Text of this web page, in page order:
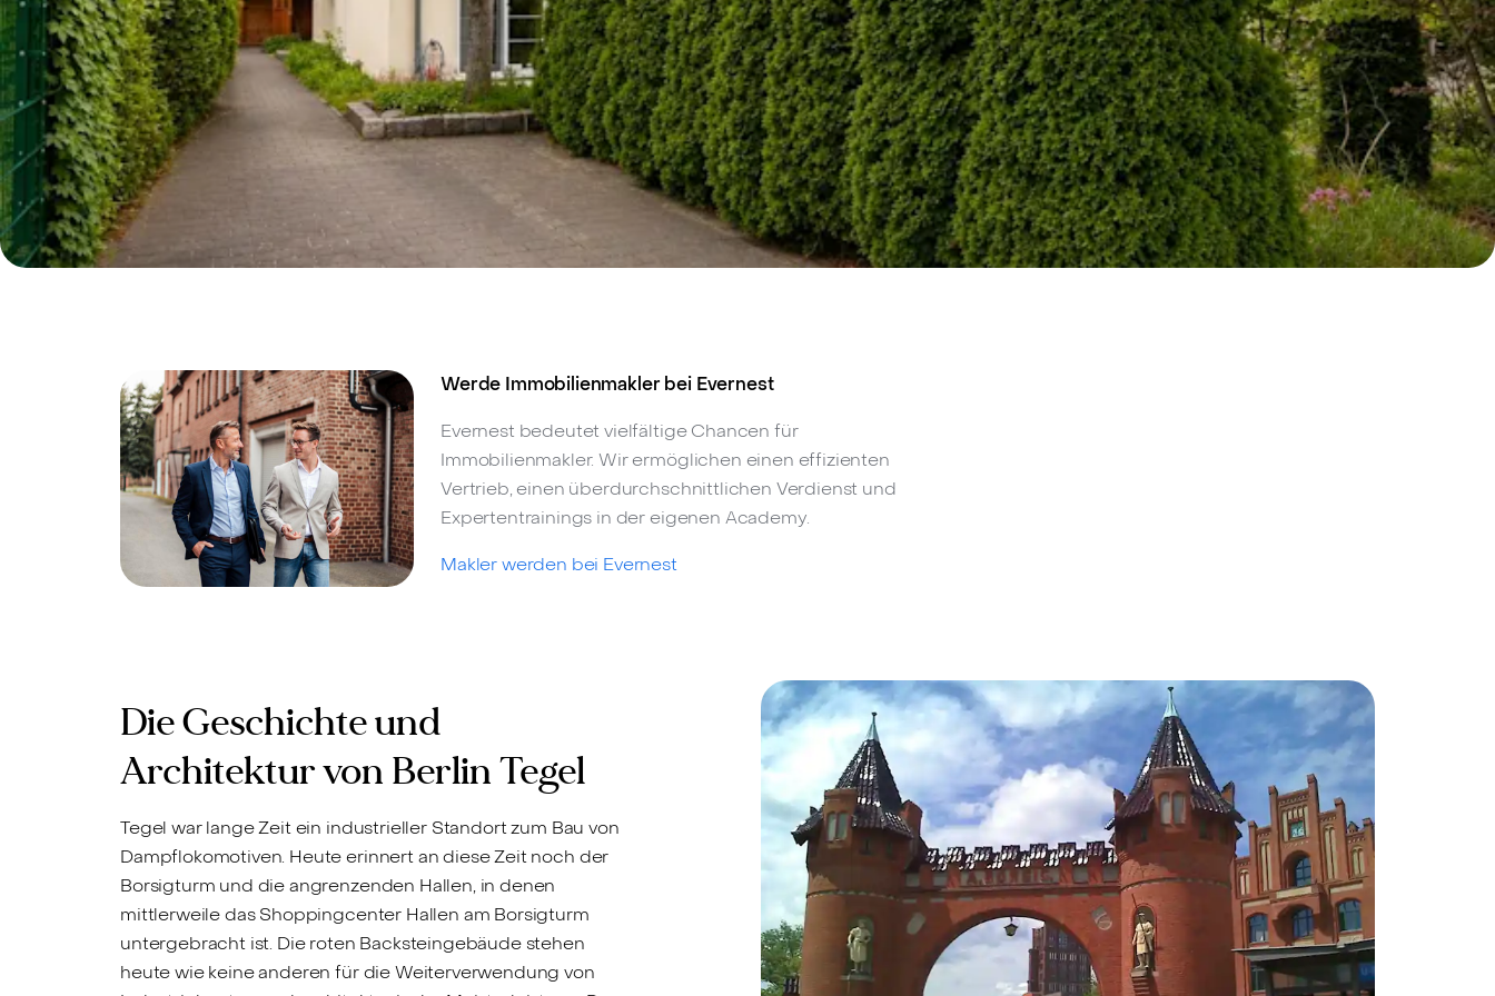
Werde Immobilienmakler bei Evernest
Evernest bedeutet vielfältige Chancen für
Immobilienmakler. Wir ermöglichen einen effizienten
Vertrieb, einen überdurchschnittlichen Verdienst und
Expertentrainings in der eigenen Academy.
Makler werden bei Evernest
Die Geschichte und
Architektur von Berlin Tegel
Tegel war lange Zeit ein industrieller Standort zum Bau von
Dampflokomotiven. Heute erinnert an diese Zeit noch der
Borsigturm und die angrenzenden Hallen, in denen
mittlerweile das Shoppingcenter Hallen am Borsigturm
untergebracht ist. Die roten Backsteingebäude stehen
heute wie keine anderen für die Weiterverwendung von